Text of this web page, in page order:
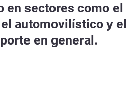
en sectores como el
automovilístico y el
en general.